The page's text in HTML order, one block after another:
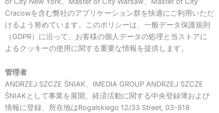
Cracowを含む弊社のアプリケーション群を快適にご利用いただ
けるよう努めています。このポリシーは、一般データ保護規則
（GDPR）に沿って、お客様の個人データの処理と当ストアに
よるクッキーの使用に関する重要な情報を提供します。
管理者
ANDRZEJ SZCZE ŚNIAK、IMEDIA GROUP ANDRZEJ SZCZE
ŚNIAKとして事業を展開、経済活動に関する中央登録簿および
情報に登録、所在地はRogalskiego 12/33 Street, 03-918